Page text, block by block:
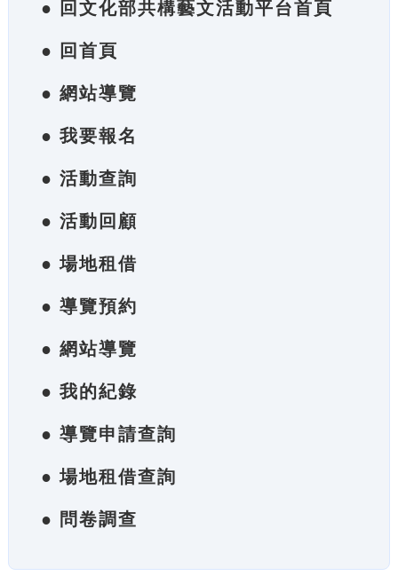
● 回文化部共構藝文活動平台首頁
● 回首頁
● 網站導覽
● 我要報名
● 活動查詢
● 活動回顧
● 場地租借
● 導覽預約
● 網站導覽
● 我的紀錄
● 導覽申請查詢
● 場地租借查詢
● 問卷調查